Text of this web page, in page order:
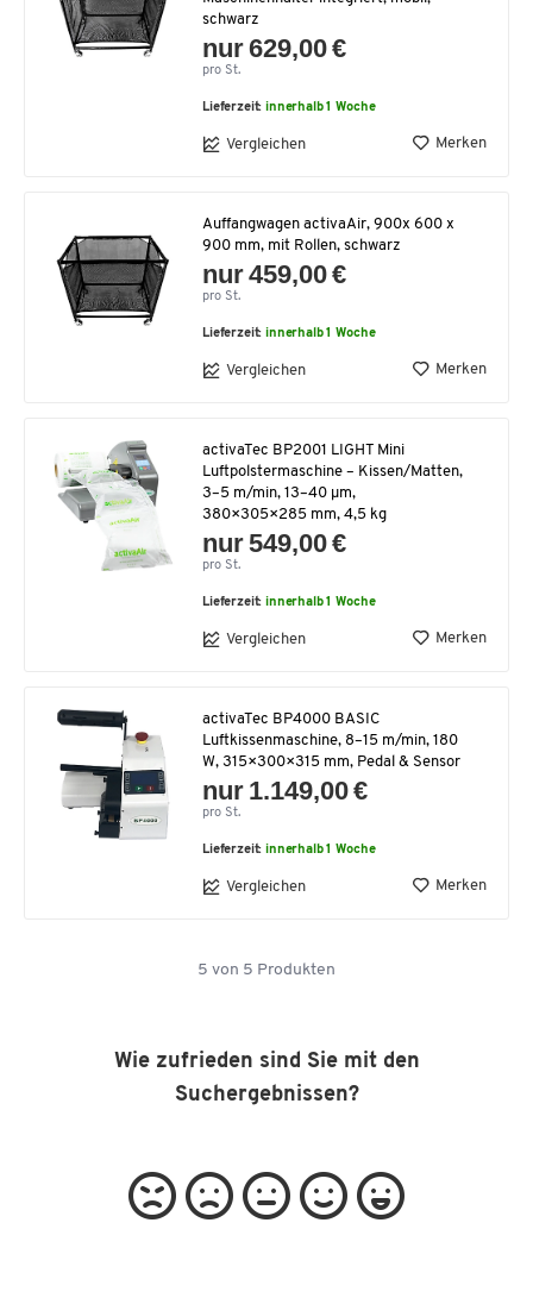
schwarz
nur 629,00 €
pro St.
Lieferzeit:innerhalb 1 Woche
Vergleichen Merken
Auffangwagen activaAir, 900x 600 x
900 mm, mit Rollen, schwarz
nur 459,00 €
pro St.
Lieferzeit:innerhalb 1 Woche
Vergleichen Merken
activaTec BP2001 LIGHT Mini
Luftpolstermaschine – Kissen/Matten,
3–5 m/min, 13–40 µm,
380×305×285 mm, 4,5 kg
nur 549,00 €
pro St.
Lieferzeit:innerhalb 1 Woche
Vergleichen Merken
activaTec BP4000 BASIC
Luftkissenmaschine, 8–15 m/min, 180
W, 315×300×315 mm, Pedal & Sensor
nur 1.149,00 €
pro St.
Lieferzeit:innerhalb 1 Woche
Vergleichen Merken
5 von 5 Produkten
Wie zufrieden sind Sie mit den
Suchergebnissen?